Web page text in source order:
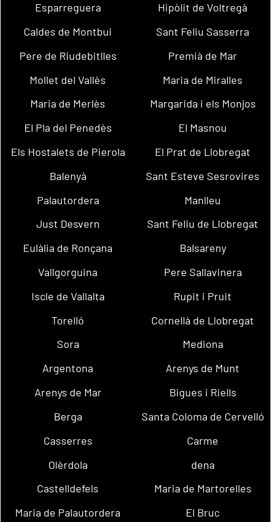
Esparreguera
Hipòlit de Voltregà
Caldes de Montbui
Sant Feliu Sasserra
Pere de Riudebitlles
Premià de Mar
Mollet del Vallès
Maria de Miralles
Maria de Merlès
Margarida i els Monjos
El Pla del Penedès
El Masnou
Els Hostalets de Pierola
El Prat de Llobregat
Balenyà
Sant Esteve Sesrovires
Palautordera
Manlleu
Just Desvern
Sant Feliu de Llobregat
Eulàlia de Ronçana
Balsareny
Vallgorguina
Pere Sallavinera
Iscle de Vallalta
Rupit i Pruit
Torelló
Cornellà de Llobregat
Sora
Mediona
Argentona
Arenys de Munt
Arenys de Mar
Bigues i Riells
Berga
Santa Coloma de Cervelló
Casserres
Carme
Olèrdola
dena
Castelldefels
Maria de Martorelles
Maria de Palautordera
El Bruc